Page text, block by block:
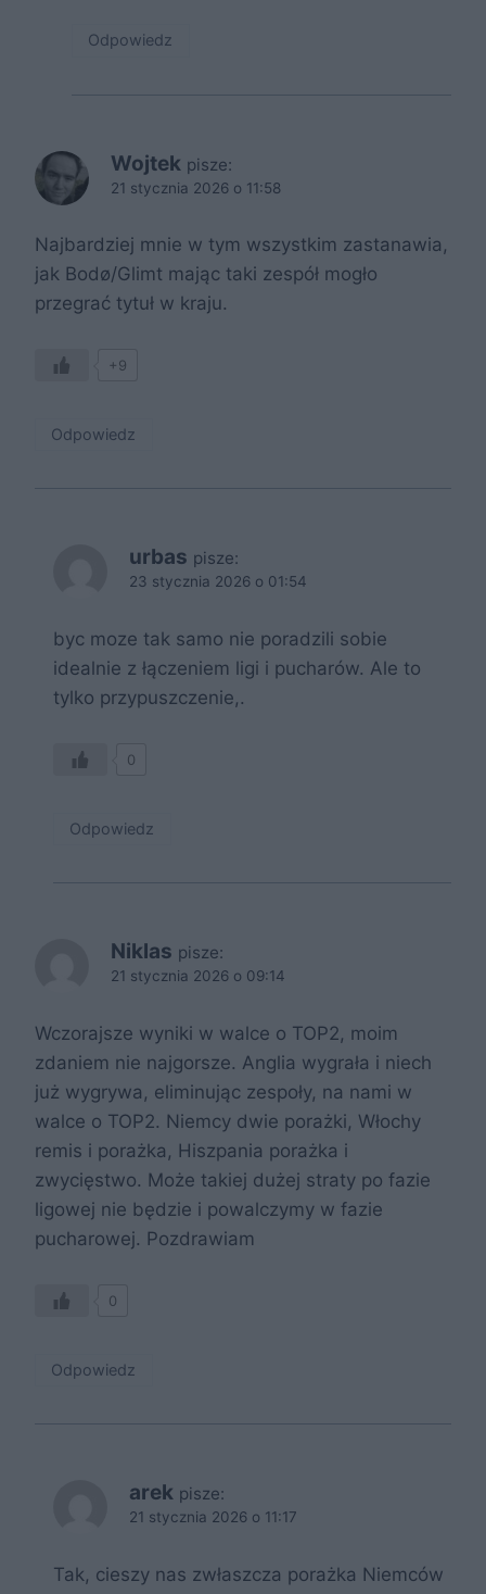
Odpowiedz
Wojtek pisze:
21 stycznia 2026 o 11:58
Najbardziej mnie w tym wszystkim zastanawia,
jak Bodø/Glimt mając taki zespół mogło
przegrać tytuł w kraju.
+9
Odpowiedz
urbas pisze:
23 stycznia 2026 o 01:54
byc moze tak samo nie poradzili sobie
idealnie z łączeniem ligi i pucharów. Ale to
tylko przypuszczenie,.
0
Odpowiedz
Niklas pisze:
21 stycznia 2026 o 09:14
Wczorajsze wyniki w walce o TOP2, moim
zdaniem nie najgorsze. Anglia wygrała i niech
już wygrywa, eliminując zespoły, na nami w
walce o TOP2. Niemcy dwie porażki, Włochy
remis i porażka, Hiszpania porażka i
zwycięstwo. Może takiej dużej straty po fazie
ligowej nie będzie i powalczymy w fazie
pucharowej. Pozdrawiam
0
Odpowiedz
arek pisze:
21 stycznia 2026 o 11:17
Tak, cieszy nas zwłaszcza porażka Niemców